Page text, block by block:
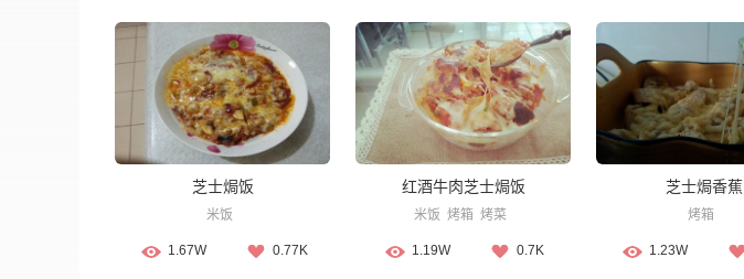
芝士焗饭
米饭
1.67W 0.77K
红酒牛肉芝士焗饭
米饭 烤箱 烤菜
1.19W 0.7K
芝士焗香蕉
烤箱
1.23W